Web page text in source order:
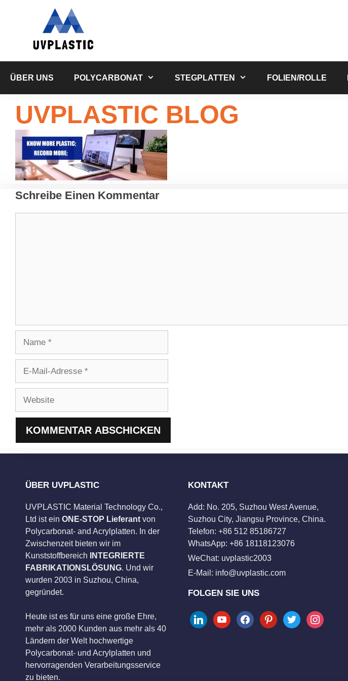
ÜBER UNS POLYCARBONAT STEGPLATTEN FOLIEN/ROLLE
UVPLASTIC BLOG
Schreibe Einen Kommentar
Adresse
ÜBER UVPLASTIC
UVPLASTIC Material Technology Co.,
Ltd ist ein ONE-STOP Lieferant von
Polycarbonat- and Acrylplatten. In der
Zwischenzeit bieten wir im
Kunststoffbereich
INTEGRIERTE
FABRIKATIONSLÖSUNG. Und wir
wurden 2003 in Suzhou, China,
gegründet.
Heute ist es für uns eine große Ehre,
mehr als 2000 Kunden aus mehr als 40
Ländern der Welt hochwertige
Polycarbonat- und Acrylplatten und
hervorragenden Verarbeitungsservice
zu bieten.
KONTAKT
Add: No. 205, Suzhou West Avenue,
Suzhou City, Jiangsu Province, China.
Telefon: +86 512 85186727
WhatsApp: +86 18118123076
WeChat: uvplastic2003
E-Mail: info@uvplastic.com
FOLGEN SIE UNS
linkedinyoutubefacebookpinteresttwitter instagram